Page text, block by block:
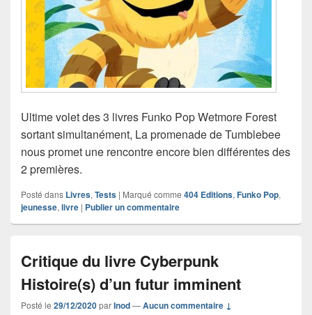
Ultime volet des 3 livres Funko Pop Wetmore Forest
sortant simultanément, La promenade de Tumblebee
nous promet une rencontre encore bien différentes des
2 premières.
Posté dans Livres, Tests | Marqué comme 404 Editions, Funko Pop,
jeunesse, livre | Publier un commentaire
Critique du livre Cyberpunk
Histoire(s) d’un futur imminent
Posté le 29/12/2020parInod—Aucun commentaire ↓